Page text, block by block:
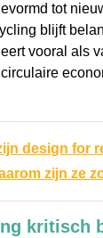
tot
blijft
vooral als
design for
zijn ze
kritisch